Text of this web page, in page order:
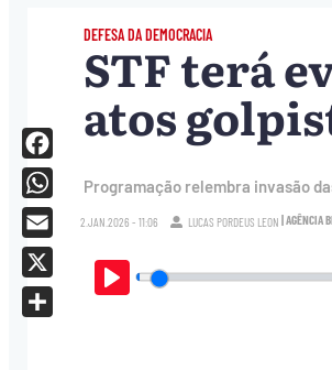
DEFESA DA DEMOCRACIA
STF terá
atos
Programação relembra invasão
2.JAN.2026 - 11:06 LUCAS PORDEUS LEON | AGÊNCIA
Play
Facebook
WhatsApp
Email
X